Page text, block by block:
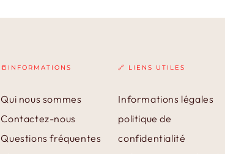
📒INFORMATIONS
Qui nous sommes
Contactez-nous
Questions fréquentes
🔗 LIENS UTILES
Informations légales
politique de
confidentialité